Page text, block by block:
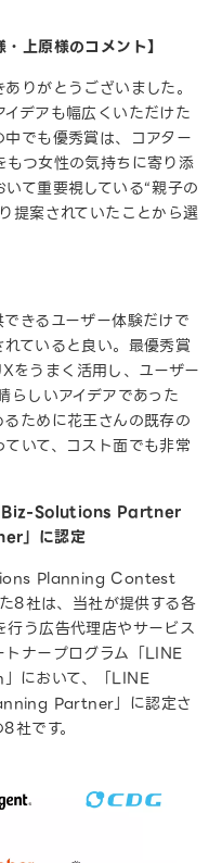
上原様のコメント】
りがとうございました。
デアも幅広くいただけた
でも優秀賞は、コアター
つ女性の気持ちに寄り添
て重要視している“親子の
提案されていたことから選
きるユーザー体験だけで
ていると良い。最優秀賞
をうまく活用し、ユーザー
らしいアイデアであった
ために花王さんの既存の
いて、コスト面でも非常
Biz-Solutions Partner
」に認定
Planning Contest
8社は、当社が提供する各
う広告代理店やサービス
ナープログラム「LINE
において、「LINE
Partner」に認定さ
社です。